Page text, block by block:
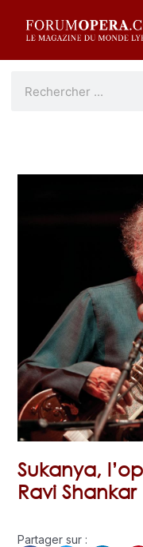
Sukanya,
Ravi Shankar
Partager sur :